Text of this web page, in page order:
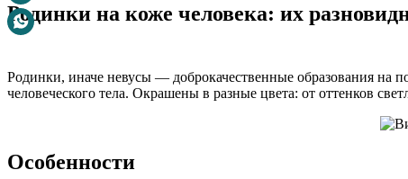
Родинки на коже человека: их
Родинки, иначе невусы — доброкачественные образования на
человеческого тела. Окрашены в разные цвета: от оттенков
Особенности